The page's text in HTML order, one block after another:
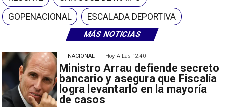
MÁS NOTICIAS
Hoy A Las 12:40
Ministro Arrau defiende secreto
bancario y asegura que Fiscalía
logra levantarlo en la mayoría
de casos
NACIONAL
GOPENACIONAL
ESCALADA DEPORTIVA